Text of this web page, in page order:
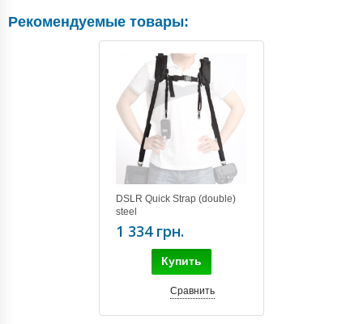
Рекомендуемые товары:
DSLR Quick Strap (double)
steel
1 334 грн.
Купить
Сравнить